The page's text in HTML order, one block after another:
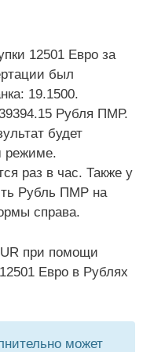
12501 Евро за
был
19.1500.
Рубля ПМР.
будет
режиме.
раз в час. Также у
Рубль ПМР на
справа.
при помощи
Евро в Рублях
может